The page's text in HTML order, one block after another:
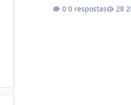
eating and regular
0 respostas